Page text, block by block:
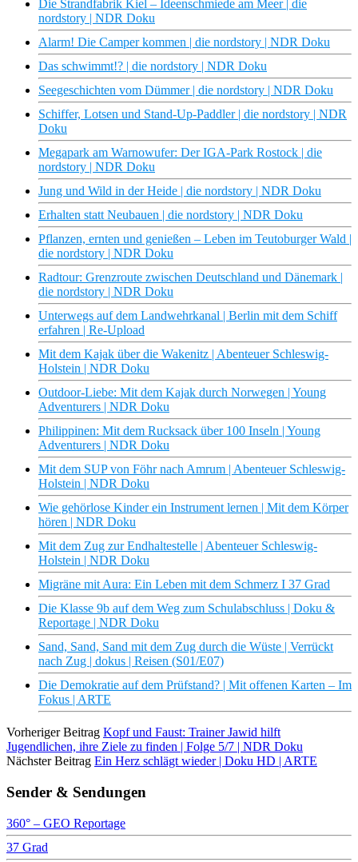
Die Strandfabrik Kiel – Ideenschmiede am Meer | die
nordstory | NDR Doku
Alarm! Die Camper kommen | die nordstory | NDR Doku
Das schwimmt!? | die nordstory | NDR Doku
Seegeschichten vom Dümmer | die nordstory | NDR Doku
Schiffer, Lotsen und Stand-Up-Paddler | die nordstory | NDR
Doku
Megapark am Warnowufer: Der IGA-Park Rostock | die
nordstory | NDR Doku
Jung und Wild in der Heide | die nordstory | NDR Doku
Erhalten statt Neubauen | die nordstory | NDR Doku
Pflanzen, ernten und genießen – Leben im Teutoburger Wald |
die nordstory | NDR Doku
Radtour: Grenzroute zwischen Deutschland und Dänemark |
die nordstory | NDR Doku
Unterwegs auf dem Landwehrkanal | Berlin mit dem Schiff
erfahren | Re-Upload
Mit dem Kajak über die Wakenitz | Abenteuer Schleswig-
Holstein | NDR Doku
Outdoor-Liebe: Mit dem Kajak durch Norwegen | Young
Adventurers | NDR Doku
Philippinen: Mit dem Rucksack über 100 Inseln | Young
Adventurers | NDR Doku
Mit dem SUP von Föhr nach Amrum | Abenteuer Schleswig-
Holstein | NDR Doku
Wie gehörlose Kinder ein Instrument lernen | Mit dem Körper
hören | NDR Doku
Mit dem Zug zur Endhaltestelle | Abenteuer Schleswig-
Holstein | NDR Doku
Migräne mit Aura: Ein Leben mit dem Schmerz I 37 Grad
Die Klasse 9b auf dem Weg zum Schulabschluss | Doku &
Reportage | NDR Doku
Sand, Sand, Sand mit dem Zug durch die Wüste | Verrückt
nach Zug | dokus | Reisen (S01/E07)
Die Demokratie auf dem Prüfstand? | Mit offenen Karten – Im
Fokus | ARTE
Vorheriger Beitrag Kopf und Faust: Trainer Jawid hilft
Jugendlichen, ihre Ziele zu finden | Folge 5/7 | NDR Doku
Nächster Beitrag Ein Herz schlägt wieder | Doku HD | ARTE
Sender & Sendungen
360° – GEO Reportage
37 Grad